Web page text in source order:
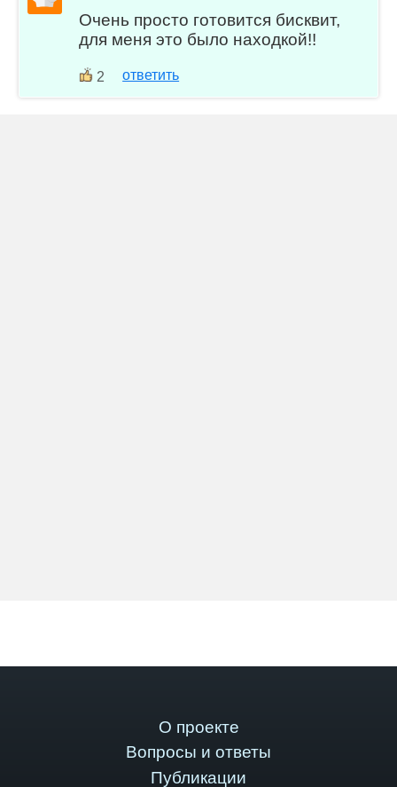
Очень просто готовится бисквит,
для меня это было находкой!!
2 ответить
О проекте
Вопросы и ответы
Публикации